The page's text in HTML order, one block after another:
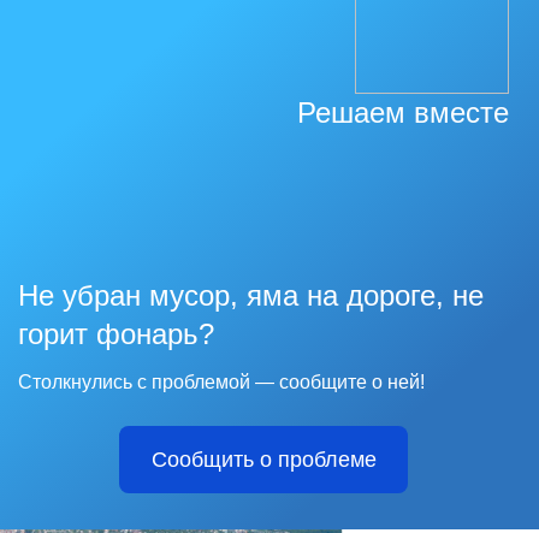
Решаем вместе
Не убран мусор, яма на дороге, не
горит фонарь?
Столкнулись с проблемой — сообщите о ней!
Сообщить о проблеме